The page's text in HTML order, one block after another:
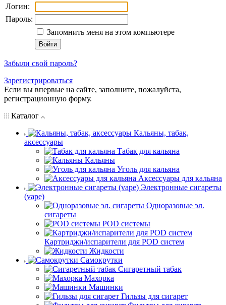
Логин:
Пароль:
Запомнить меня на этом компьютере
Забыли свой пароль?
Зарегистрироваться
Если вы впервые на сайте, заполните, пожалуйста,
регистрационную форму.
Каталог
Кальяны, табак,
аксессуары
Табак для кальяна
Кальяны
Уголь для кальяна
Аксессуары для кальяна
Электронные сигареты
(vape)
Одноразовые эл.
сигареты
POD системы
Картриджи/испарители для POD систем
Жидкости
Самокрутки
Сигаретный табак
Махорка
Машинки
Гильзы для сигарет